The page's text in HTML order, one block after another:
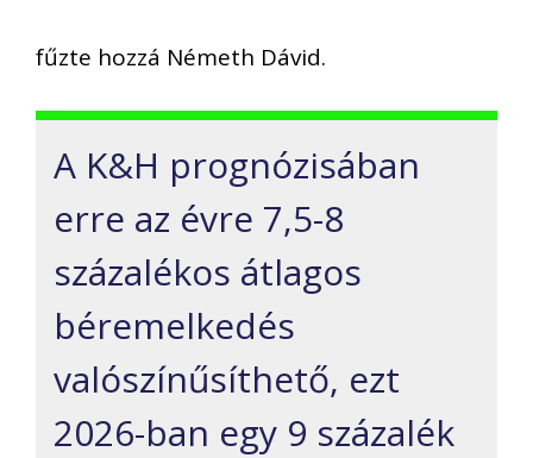
fűzte hozzá Németh Dávid.
A K&H prognózisában
erre az évre 7,5-8
százalékos átlagos
béremelkedés
valószínűsíthető, ezt
2026-ban egy 9 százalék